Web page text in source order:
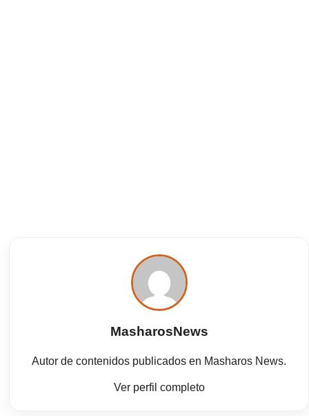
MasharosNews
Autor de contenidos publicados en Masharos News.
Ver perfil completo